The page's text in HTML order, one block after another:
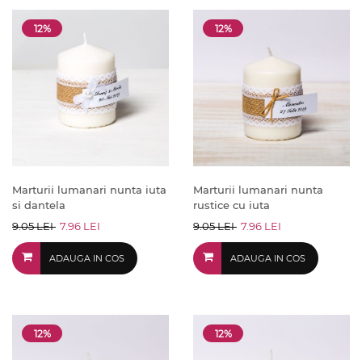
12%
Marturii lumanari nunta iuta
si dantela
9.05 LEI 7.96 LEI
ADAUGA IN COS
12%
Marturii lumanari nunta
rustice cu iuta
9.05 LEI 7.96 LEI
ADAUGA IN COS
12% 12%